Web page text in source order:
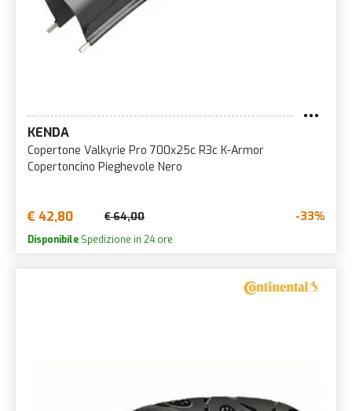
KENDA
Copertone Valkyrie Pro 700x25c R3c K-Armor
Copertoncino Pieghevole Nero
€ 42,80 € 64,00 -33%
Disponibile Spedizione in 24 ore